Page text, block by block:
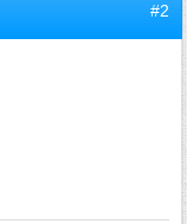
#2